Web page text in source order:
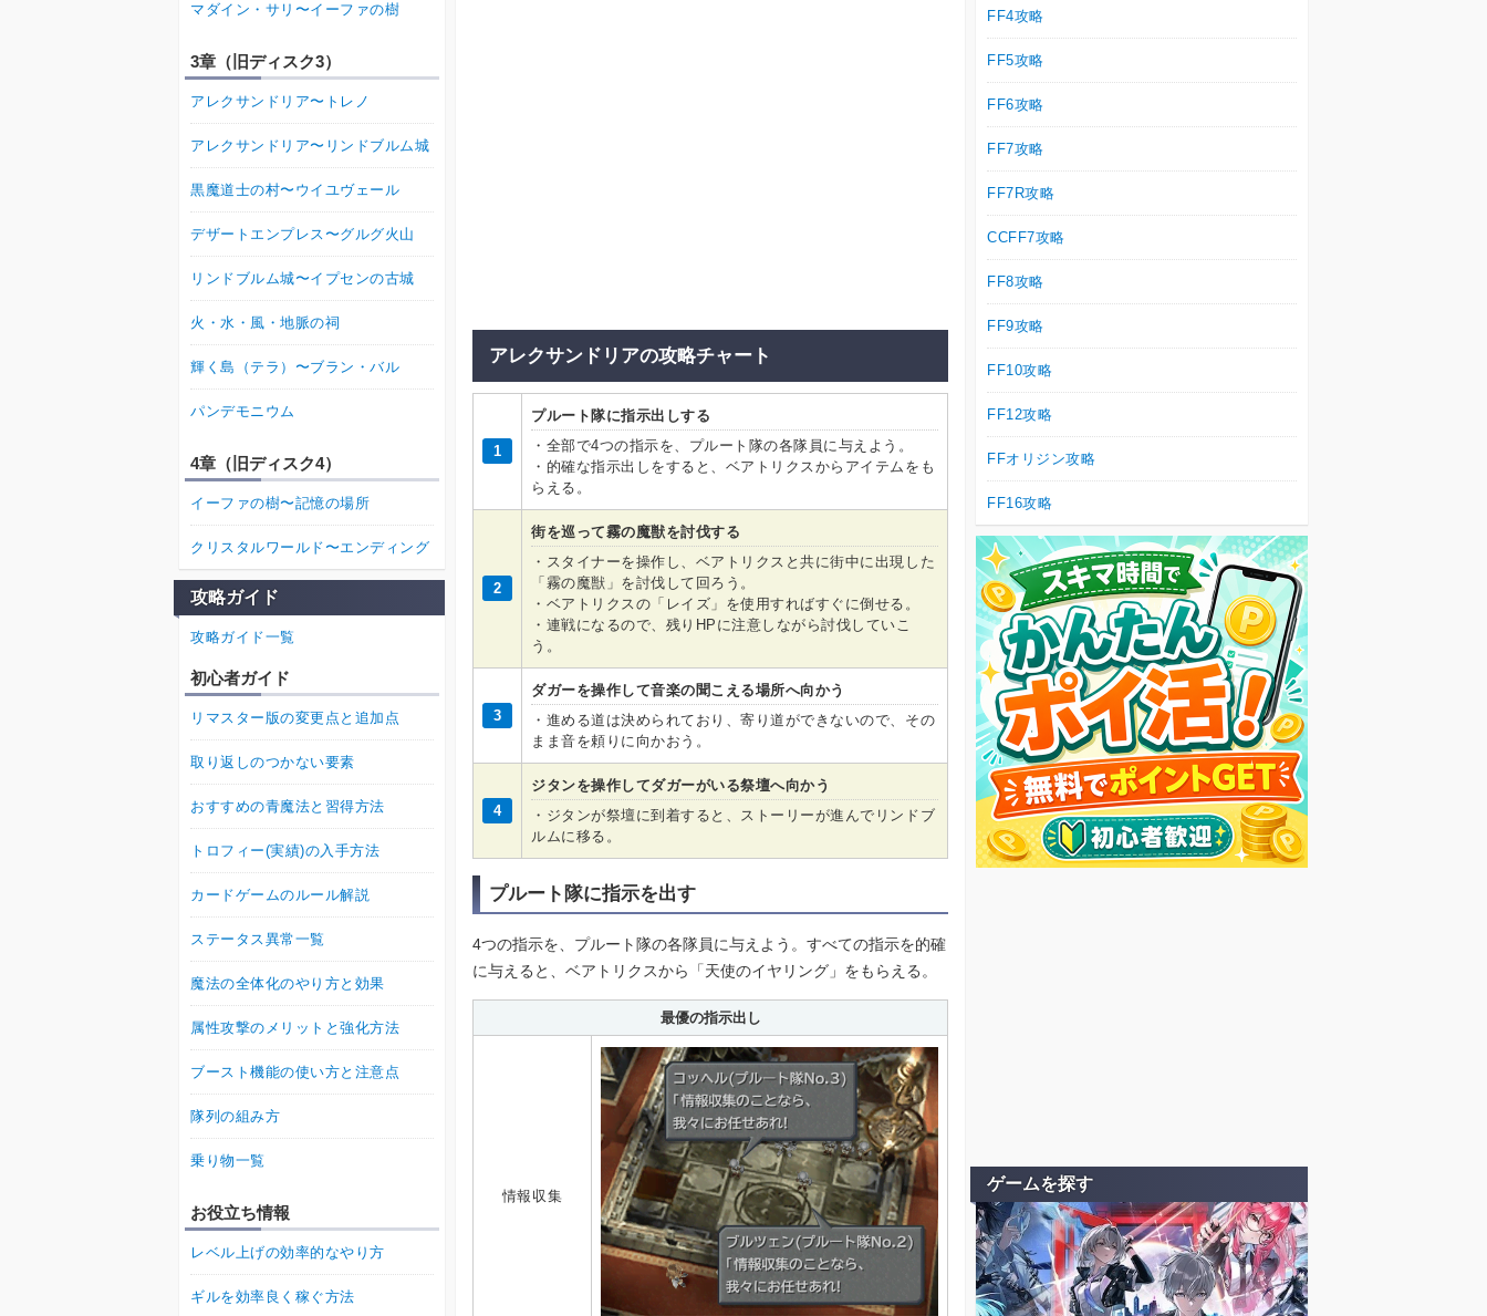
アレクサンドリアの攻略チャート
1
プルート隊に指示出しする
・全部で4つの指示を、プルート隊の各隊員に与えよう。
・的確な指示出しをすると、ベアトリクスからアイテムをも
らえる。
2
街を巡って霧の魔獣を討伐する
・スタイナーを操作し、ベアトリクスと共に街中に出現した
「霧の魔獣」を討伐して回ろう。
・ベアトリクスの「レイズ」を使用すればすぐに倒せる。
・連戦になるので、残りHPに注意しながら討伐していこ
う。
3
ダガーを操作して音楽の聞こえる場所へ向かう
・進める道は決められており、寄り道ができないので、その
まま音を頼りに向かおう。
4
ジタンを操作してダガーがいる祭壇へ向かう
・ジタンが祭壇に到着すると、ストーリーが進んでリンドブ
ルムに移る。
プルート隊に指示を出す
4つの指示を、プルート隊の各隊員に与えよう。すべての指示を的確
に与えると、ベアトリクスから「天使のイヤリング」をもらえる。
最優の指示出し
情報収集
FF4攻略
FF5攻略
FF6攻略
FF7攻略
FF7R攻略
CCFF7攻略
FF8攻略
FF9攻略
FF10攻略
FF12攻略
FFオリジン攻略
FF16攻略
ゲームを探す
マダイン・サリ〜イーファの樹
3章（旧ディスク3）
アレクサンドリア〜トレノ
アレクサンドリア〜リンドブルム城
黒魔道士の村〜ウイユヴェール
デザートエンプレス〜グルグ火山
リンドブルム城〜イプセンの古城
火・水・風・地脈の祠
輝く島（テラ）〜ブラン・バル
パンデモニウム
4章（旧ディスク4）
イーファの樹〜記憶の場所
クリスタルワールド〜エンディング
攻略ガイド
攻略ガイド一覧
初心者ガイド
リマスター版の変更点と追加点
取り返しのつかない要素
おすすめの青魔法と習得方法
トロフィー(実績)の入手方法
カードゲームのルール解説
ステータス異常一覧
魔法の全体化のやり方と効果
属性攻撃のメリットと強化方法
ブースト機能の使い方と注意点
隊列の組み方
乗り物一覧
お役立ち情報
レベル上げの効率的なやり方
ギルを効率良く稼ぐ方法